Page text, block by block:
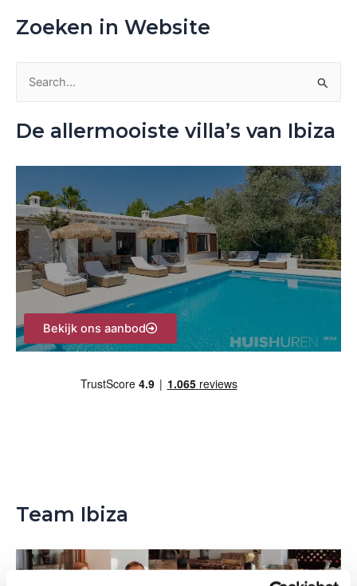
Zoeken in Website
a
a
r
:
De allermooiste villa’s van Ibiza
Bekijk ons aanbod
Team Ibiza